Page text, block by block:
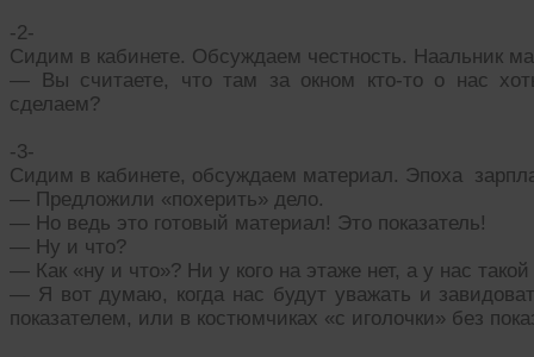
-2-
Сидим в кабинете. Обсуждаем честность. Наальник
— Вы считаете, что там за окном кто-то о нас
сделаем?
-3-
Сидим в кабинете, обсуждаем материал. Эпоха
— Предложили «похерить» дело.
— Но ведь это готовый материал! Это показатель!
— Ну и что?
— Как «ну и что»? Ни у кого на этаже нет, а у нас
— Я вот думаю, когда нас будут уважать и
показателем, или в костюмчиках «с иголочки» без